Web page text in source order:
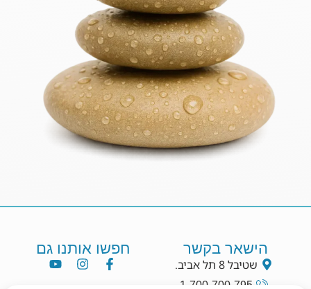
הישאר בקשר
שטיבל 8 תל אביב.
1-700-700-795
חפשו אותנו גם